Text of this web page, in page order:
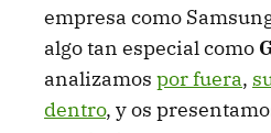
empresa como
algo tan especial como
analizamos por fuera,
dentro, y os